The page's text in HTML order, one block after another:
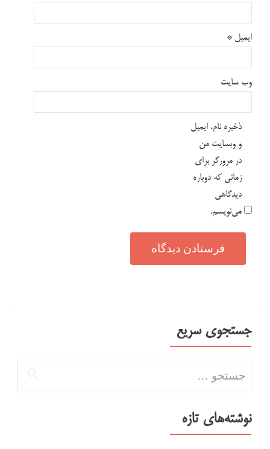
ایمیل *
وب‌ سایت
ذخیره نام، ایمیل
و وبسایت من
در مرورگر برای
زمانی که دوباره
دیدگاهی
می‌نویسم.
جستجوی سریع
نوشته‌های تازه